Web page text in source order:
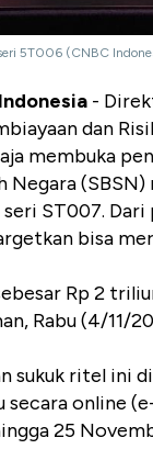
5T006 (CNBC
-
dan
membuka
Negara
seri ST007.
bisa
Rp 2
Rabu (4/11/
sukuk ritel ini
online
25